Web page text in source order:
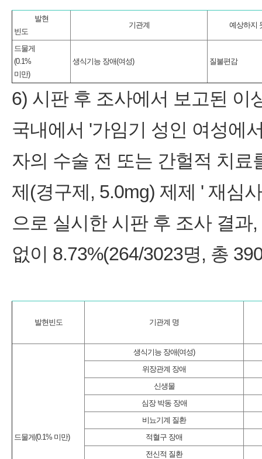
발현
빈도
기관계 예상하지
드물게
(0.1%
미만)
생식기능 장애(여성) 질불편감
6) 시판 후 조사에서 보고된 이
국내에서 '가임기 성인 여성에
자의 수술 전 또는 간헐적 치
제(경구제, 5.0mg) 제제 ' 재심
으로 실시한 시판 후 조사 결
없이 8.73%(264/3023명, 총
발현빈도 기관계 명
드물게(0.1% 미만)
생식기능 장애(여성)
위장관계 장애
신생물
심장 박동 장애
비뇨기계 질환
적혈구 장애
전신적 질환